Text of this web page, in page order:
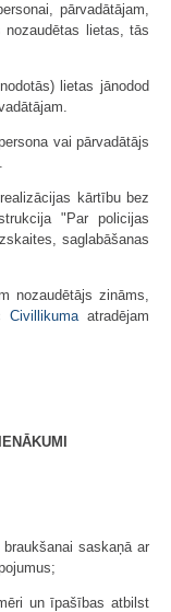
pārvadātājam,
nozaudētas lietas, tās
lietas jānodod
vai pārvadātājs
kārtību bez
"Par policijas
saglabāšanas
nozaudētājs zināms,
Civillikumaatradējam
saskaņā ar
un īpašības atbilst